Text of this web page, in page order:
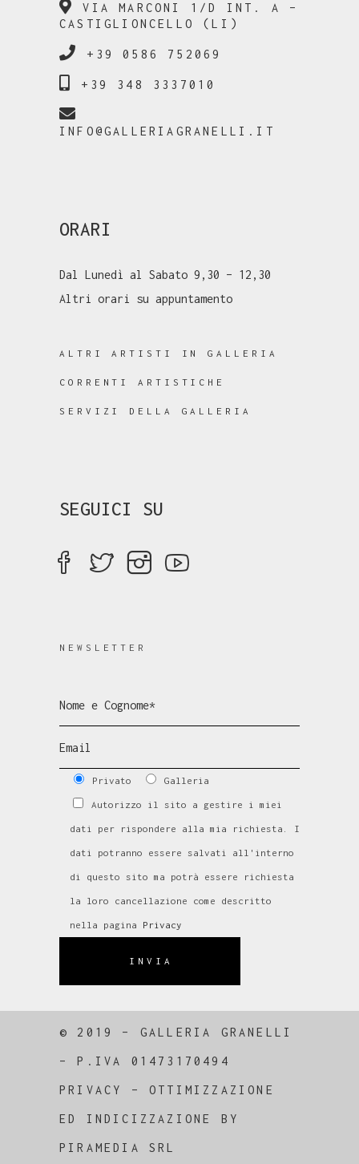
VIA MARCONI 1/D INT. A –
CASTIGLIONCELLO (LI)
+39 0586 752069
+39 348 3337010
INFO@GALLERIAGRANELLI.IT
ORARI
Dal Lunedì al Sabato 9,30 – 12,30
Altri orari su appuntamento
ALTRI ARTISTI IN GALLERIA
CORRENTI ARTISTICHE
SERVIZI DELLA GALLERIA
SEGUICI SU
NEWSLETTER
Privato Galleria
Autorizzo il sito a gestire i miei
dati per rispondere alla mia richiesta. I
dati potranno essere salvati all'interno
di questo sito ma potrà essere richiesta
la loro cancellazione come descritto
nella pagina Privacy
INVIA
© 2019 – GALLERIA GRANELLI
–P.IVA 01473170494
PRIVACY –OTTIMIZZAZIONE
ED INDICIZZAZIONE BY
PIRAMEDIA SRL